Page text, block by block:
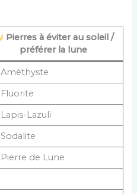
Pierres à éviter au soleil /
préférer la lune
Améthyste
Fluorite
Lapis-Lazuli
Sodalite
Pierre de Lune